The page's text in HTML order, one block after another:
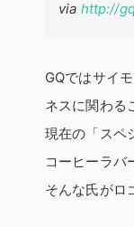
via http://
GQではサイ
ネスに関わる
現在の「スペ
コーヒーラバ
そんな氏がロ